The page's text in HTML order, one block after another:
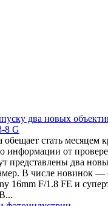
два новых
8 G
обещает стать месяцем
информации от
представлены два
В числе новинок —
16mm F/1.8 FE и